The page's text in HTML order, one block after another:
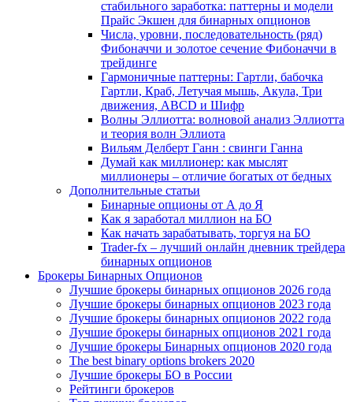
стабильного заработка: паттерны и модели
Прайс Экшен для бинарных опционов
Числа, уровни, последовательность (ряд)
Фибоначчи и золотое сечение Фибоначчи в
трейдинге
Гармоничные паттерны: Гартли, бабочка
Гартли, Краб, Летучая мышь, Акула, Три
движения, ABCD и Шифр
Волны Эллиотта: волновой анализ Эллиотта
и теория волн Эллиота
Вильям Делберт Ганн : свинги Ганна
Думай как миллионер: как мыслят
миллионеры – отличие богатых от бедных
Дополнительные статьи
Бинарные опционы от А до Я
Как я заработал миллион на БО
Как начать зарабатывать, торгуя на БО
Trader-fx – лучший онлайн дневник трейдера
бинарных опционов
Брокеры Бинарных Опционов
Лучшие брокеры бинарных опционов 2026 года
Лучшие брокеры бинарных опционов 2023 года
Лучшие брокеры бинарных опционов 2022 года
Лучшие брокеры бинарных опционов 2021 года
Лучшие брокеры Бинарных опционов 2020 года
The best binary options brokers 2020
Лучшие брокеры БО в России
Рейтинги брокеров